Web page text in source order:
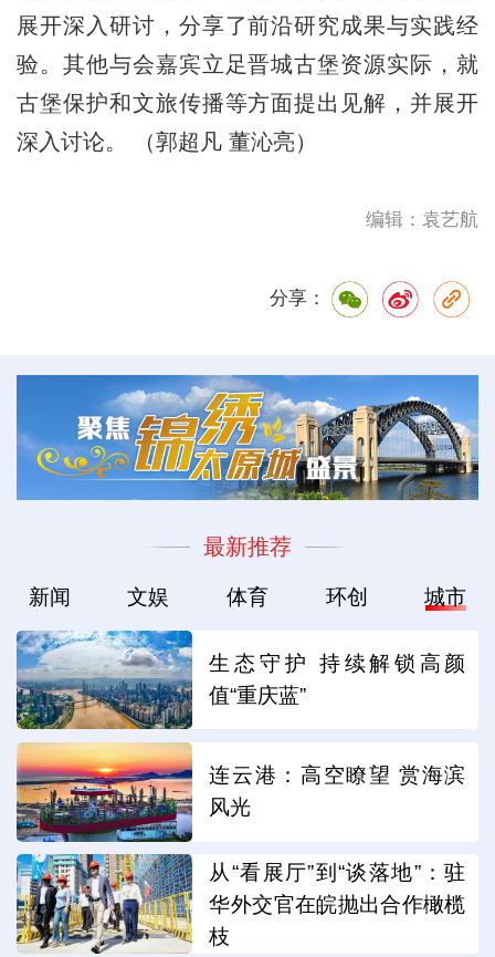
展开深入研讨，分享了前沿研究成果与实践经
验。其他与会嘉宾立足晋城古堡资源实际，就
古堡保护和文旅传播等方面提出见解，并展开
深入讨论。 （郭超凡 董沁亮）
编辑：袁艺航
分享：
最新推荐
新闻 文娱 体育 环创 城市
生态守护 持续解锁高颜
值“重庆蓝”
连云港：高空瞭望 赏海滨
风光
从“看展厅”到“谈落地”：驻
华外交官在皖抛出合作橄榄
枝